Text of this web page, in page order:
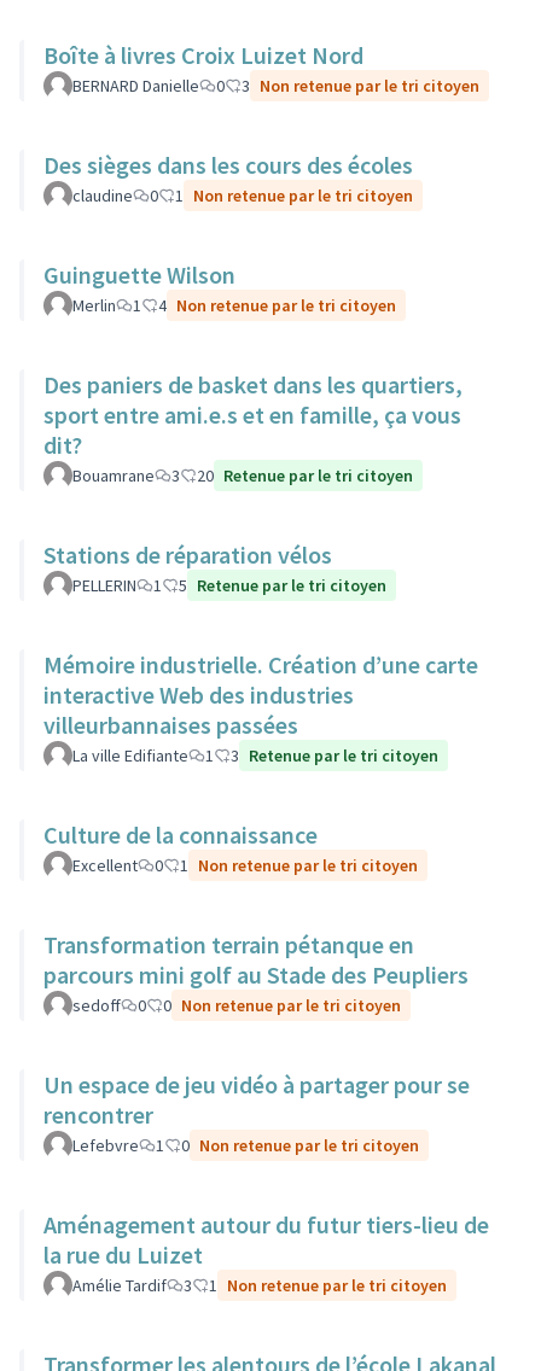
Boîte à livres Croix Luizet Nord
BERNARD Danielle 0 3 Non retenue par le tri citoyen
Des sièges dans les cours des écoles
claudine 0 1 Non retenue par le tri citoyen
Guinguette Wilson
Merlin 1 4 Non retenue par le tri citoyen
Des paniers de basket dans les quartiers,
sport entre ami.e.s et en famille, ça vous
dit?
Bouamrane 3 20 Retenue par le tri citoyen
Stations de réparation vélos
PELLERIN 1 5 Retenue par le tri citoyen
Mémoire industrielle. Création d’une carte
interactive Web des industries
villeurbannaises passées
La ville Edifiante 1 3 Retenue par le tri citoyen
Culture de la connaissance
Excellent 0 1 Non retenue par le tri citoyen
Transformation terrain pétanque en
parcours mini golf au Stade des Peupliers
sedoff 0 0 Non retenue par le tri citoyen
Un espace de jeu vidéo à partager pour se
rencontrer
Lefebvre 1 0 Non retenue par le tri citoyen
Aménagement autour du futur tiers-lieu de
la rue du Luizet
Amélie Tardif 3 1 Non retenue par le tri citoyen
Transformer les alentours de l’école Lakanal